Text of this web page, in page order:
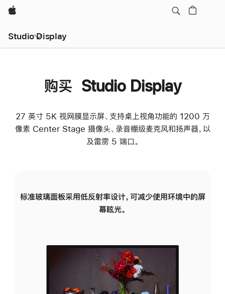
Apple
Studio Display
购买 Studio Display
27 英寸 5K 视网膜显示屏、支持桌上视角功能的 1200 万
像素 Center Stage 摄像头、录音棚级麦克风和扬声器，以
及雷雳 5 端口。
标准玻璃面板采用低反射率设计，可减少使用环境中的屏
幕眩光。